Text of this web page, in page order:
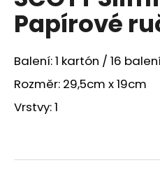
0,0
hvězdiček.
Papírové
Balení: 1 kartón / 16
Rozměr: 29,5cm x 19cm
Vrstvy: 1
a
j
í
t
?
HLEDAT